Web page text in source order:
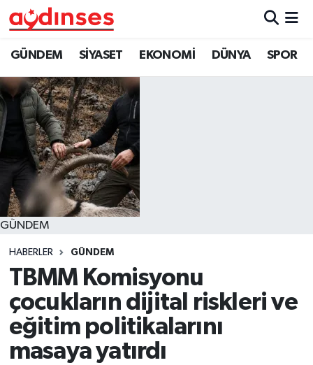
GÜNDEM SİYASET EKONOMİ DÜNYA SPOR
GÜNDEM
HABERLER GÜNDEM
TBMM Komisyonu
çocukların dijital riskleri ve
eğitim politikalarını
masaya yatırdı
GÜNDEM
SİYASET
EKONOMİ
DÜNYA
SPOR
MAGAZİN
YAŞAM
Nöbetçi Eczaneler
Hava Durumu
Aydin Namaz Vakitleri
Trafik Durumu
Süper Lig Puan Durumu ve Fikstür
Tüm Manşetler
Son Dakika Haberleri
Haber Arşivi